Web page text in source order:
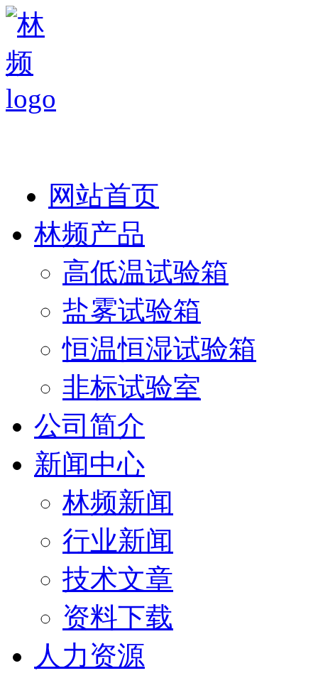
网站首页
林频产品
高低温试验箱
盐雾试验箱
恒温恒湿试验箱
非标试验室
公司简介
新闻中心
林频新闻
行业新闻
技术文章
资料下载
人力资源